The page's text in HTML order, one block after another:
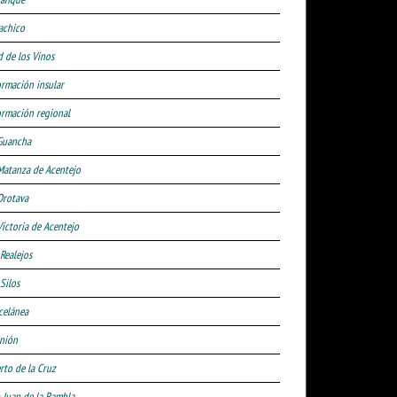
de los Vinos
insular
regional
de Acentejo
de Acentejo
de la Cruz